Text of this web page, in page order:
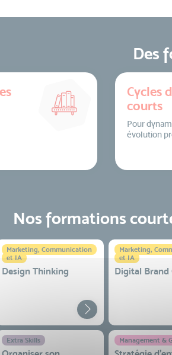
Des
Cycles
courts
Pour
évolution
Nos formations
Marketing, Communication
et IA
Design Thinking
Marketing,
et IA
Digital Brand
Extra Skills Management &